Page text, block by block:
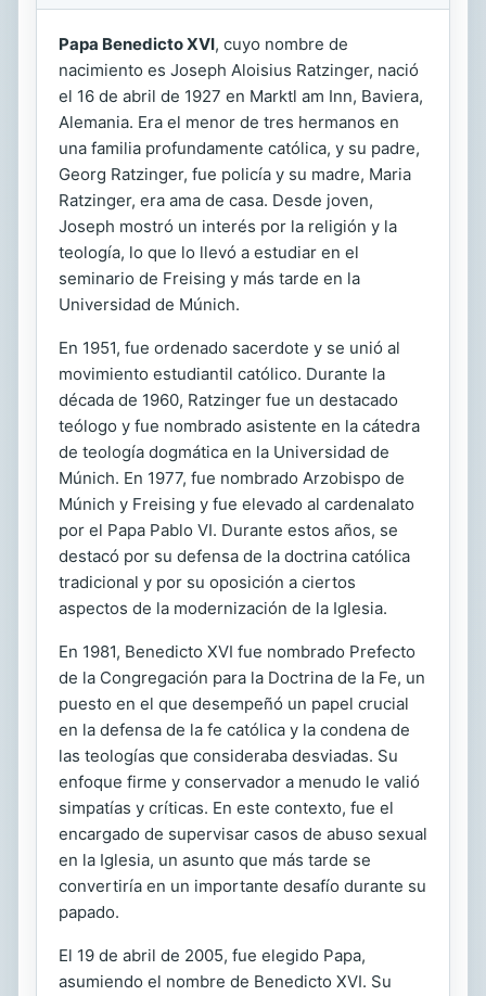
Papa Benedicto XVI, cuyo nombre de
nacimiento es Joseph Aloisius Ratzinger, nació
el 16 de abril de 1927 en Marktl am Inn, Baviera,
Alemania. Era el menor de tres hermanos en
una familia profundamente católica, y su padre,
Georg Ratzinger, fue policía y su madre, Maria
Ratzinger, era ama de casa. Desde joven,
Joseph mostró un interés por la religión y la
teología, lo que lo llevó a estudiar en el
seminario de Freising y más tarde en la
Universidad de Múnich.
En 1951, fue ordenado sacerdote y se unió al
movimiento estudiantil católico. Durante la
década de 1960, Ratzinger fue un destacado
teólogo y fue nombrado asistente en la cátedra
de teología dogmática en la Universidad de
Múnich. En 1977, fue nombrado Arzobispo de
Múnich y Freising y fue elevado al cardenalato
por el Papa Pablo VI. Durante estos años, se
destacó por su defensa de la doctrina católica
tradicional y por su oposición a ciertos
aspectos de la modernización de la Iglesia.
En 1981, Benedicto XVI fue nombrado Prefecto
de la Congregación para la Doctrina de la Fe, un
puesto en el que desempeñó un papel crucial
en la defensa de la fe católica y la condena de
las teologías que consideraba desviadas. Su
enfoque firme y conservador a menudo le valió
simpatías y críticas. En este contexto, fue el
encargado de supervisar casos de abuso sexual
en la Iglesia, un asunto que más tarde se
convertiría en un importante desafío durante su
papado.
El 19 de abril de 2005, fue elegido Papa,
asumiendo el nombre de Benedicto XVI. Su